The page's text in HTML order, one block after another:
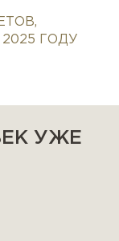
ГОДУ
УЖЕ